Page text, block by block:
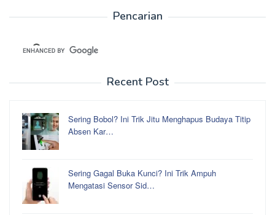
Pencarian
Recent Post
Sering Bobol? Ini Trik Jitu Menghapus Budaya Titip
Absen Kar…
Sering Gagal Buka Kunci? Ini Trik Ampuh
Mengatasi Sensor Sid…